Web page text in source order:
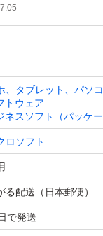
簡単）
ンストール
をダウンロード
用可能です
ダウンロード案内）
Officeは必ず削除
ールがうまくいか
、タブレット、パソ
トウェア
ネスソフト（パッケー
ロソフト
る配送（日本郵便）
で発送